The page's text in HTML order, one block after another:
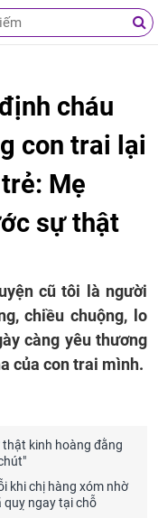
cháu
con trai lại
Mẹ
sự thật
cũ tôi là người
chiều chuộng, lo
càng yêu thương
của con trai mình.
kinh hoàng đằng
khi chị hàng xóm nhờ
quỵ ngay tại chỗ